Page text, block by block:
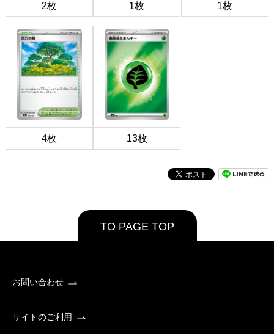
2枚 1枚 1枚
4枚 13枚
TO PAGE TOP
お問い合わせ
サイトのご利用